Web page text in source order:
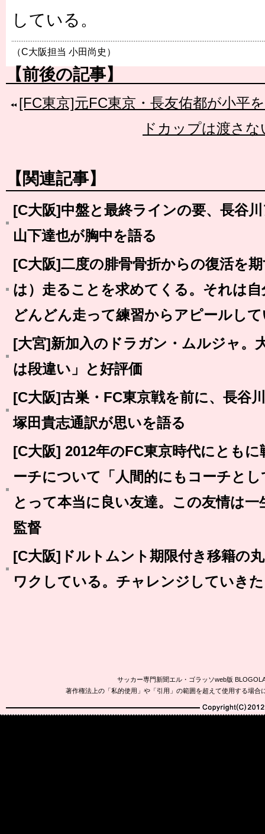
している。
（C大阪担当 小田尚史）
【前後の記事】
[FC東京]元FC東京・長友佑都が小平
ドカップは渡さな
【関連記事】
[C大阪]中盤と最終ラインの要、長谷
山下達也が胸中を語る
[C大阪]二度の腓骨骨折からの復活を
は）走ることを求めてくる。それは
どんどん走って練習からアピールし
[大宮]新加入のドラガン・ムルジャ。
は段違い」と好評価
[C大阪]古巣・FC東京戦を前に、長谷
塚田貴志通訳が思いを語る
[C大阪] 2012年のFC東京時代にとも
ーチについて「人間的にもコーチと
とって本当に良い友達。この友情は
監督
[C大阪]ドルトムント期限付き移籍の
ワクしている。チャレンジしていき
サッカー専門新聞エル・ゴラッソweb版
著作権法上の「私的使用」や「引用」の範囲を超えて使用する場
Copyright(C)2010-